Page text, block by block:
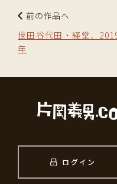
前の作品へ
世田谷代田・経堂、
年
ログイン